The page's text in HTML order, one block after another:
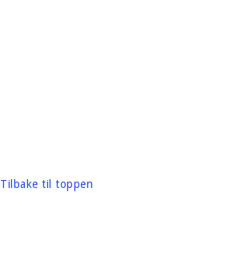
Tilbake til toppen